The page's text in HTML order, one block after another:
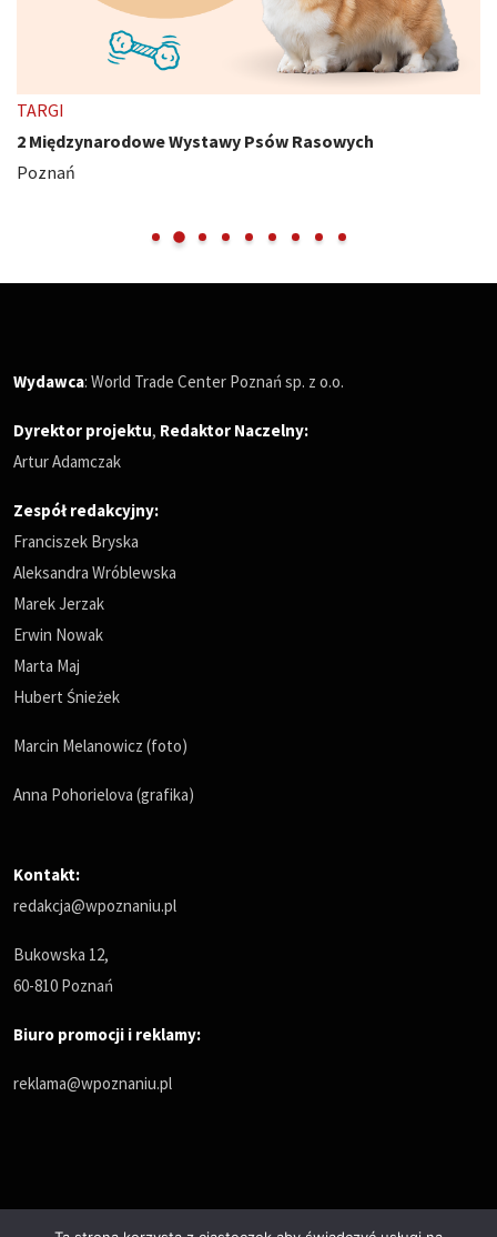
TARGI
2 Międzynarodowe Wystawy Psów Rasowych
Poznań
Wydawca: World Trade Center Poznań sp. z o.o.
Dyrektor projektu, Redaktor Naczelny:
Artur Adamczak
Zespół redakcyjny:
Franciszek Bryska
Aleksandra Wróblewska
Marek Jerzak
Erwin Nowak
Marta Maj
Hubert Śnieżek
Marcin Melanowicz (foto)
Anna Pohorielova (grafika)
Kontakt:
redakcja@wpoznaniu.pl
Bukowska 12,
60-810 Poznań
Biuro promocji i reklamy:
reklama@wpoznaniu.pl